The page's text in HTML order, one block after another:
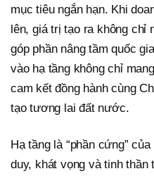
mục tiêu ngắn hạn. Khi
lên, giá trị tạo ra không chỉ
góp phần nâng tầm quốc
vào hạ tầng không chỉ
cam kết đồng hành cùng
tạo tương lai đất nước.
Hạ tầng là “phần cứng”
duy, khát vọng và tinh thần